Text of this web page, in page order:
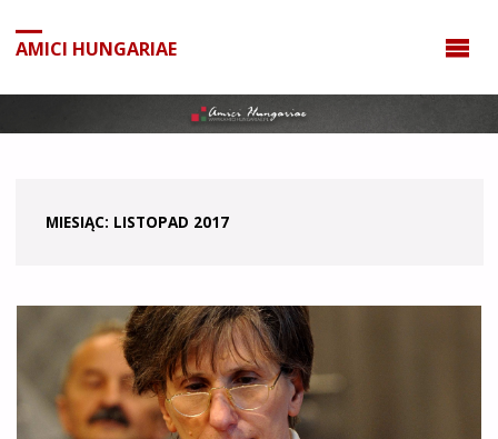
treści
AMICI HUNGARIAE
MIESIĄC: LISTOPAD 2017